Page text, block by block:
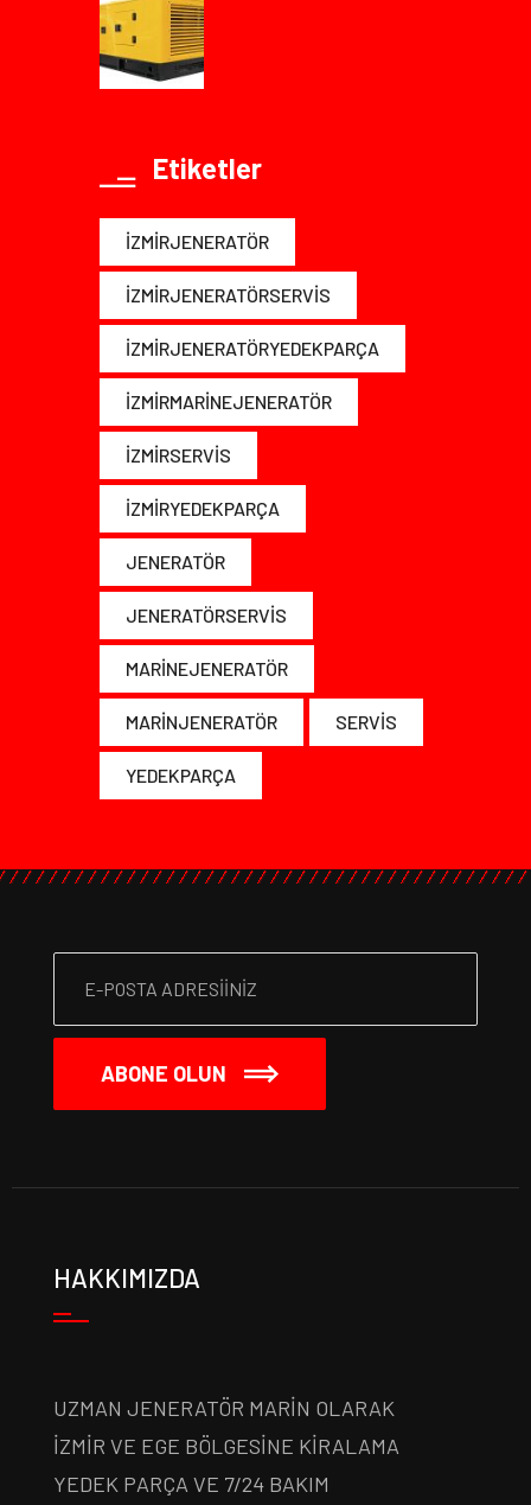
Etiketler
IZMIRJENERATÖR
IZMIRJENERATÖRSERVIS
IZMIRJENERATÖRYEDEKPARÇA
IZMIRMARINEJENERATÖR
IZMIRSERVIS
IZMIRYEDEKPARÇA
JENERATÖR
JENERATÖRSERVIS
MARINEJENERATÖR
MARINJENERATÖR SERVIS
YEDEKPARÇA
ABONE OLUN
HAKKIMIZDA
UZMAN JENERATÖR MARİN OLARAK
İZMİR VE EGE BÖLGESİNE KİRALAMA
YEDEK PARÇA VE 7/24 BAKIM